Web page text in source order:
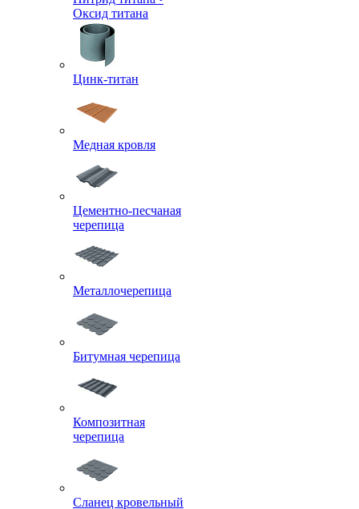
Оксид титана
Цинк-титан
Медная кровля
Цементно-песчаная
черепица
Металлочерепица
Битумная черепица
Композитная
черепица
Сланец кровельный